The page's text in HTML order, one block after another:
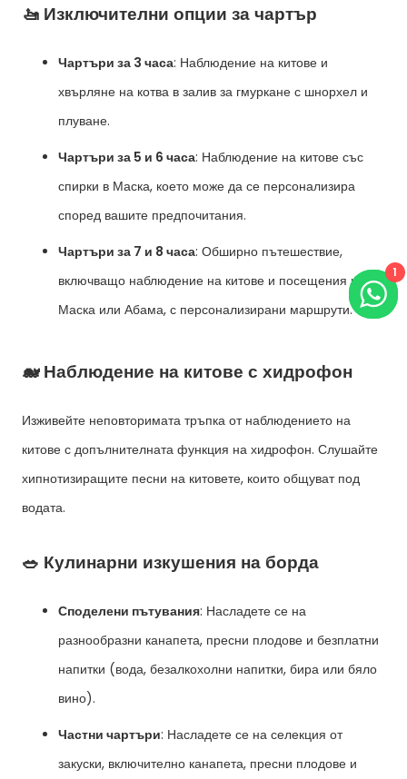
🚤 Изключителни опции за чартър
Чартъри за 3 часа: Наблюдение на китове и
хвърляне на котва в залив за гмуркане с шнорхел и
плуване.
Чартъри за 5 и 6 часа: Наблюдение на китове със
спирки в Маска, което може да се персонализира
според вашите предпочитания.
Чартъри за 7 и 8 часа: Обширно пътешествие,
включващо наблюдение на китове и посещения на
Маска или Абама, с персонализирани маршрути.
🐋 Наблюдение на китове с хидрофон
Изживейте неповторимата тръпка от наблюдението на
китове с допълнителната функция на хидрофон. Слушайте
хипнотизиращите песни на китовете, които общуват под
водата.
🥗 Кулинарни изкушения на борда
Споделени пътувания: Насладете се на
разнообразни канапета, пресни плодове и безплатни
напитки (вода, безалкохолни напитки, бира или бяло
вино).
Частни чартъри: Насладете се на селекция от
закуски, включително канапета, пресни плодове и
1